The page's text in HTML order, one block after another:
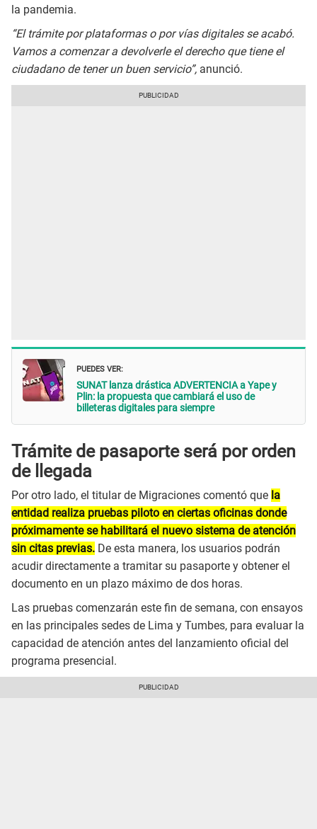
la pandemia.
“El trámite por plataformas o por vías digitales se acabó.
Vamos a comenzar a devolverle el derecho que tiene el
ciudadano de tener un buen servicio”, anunció.
PUEDES VER:
SUNAT lanza drástica ADVERTENCIA a Yape y
Plin: la propuesta que cambiará el uso de
billeteras digitales para siempre
Trámite de pasaporte será por orden
de llegada
Por otro lado, el titular de Migraciones comentó que la
entidad realiza pruebas piloto en ciertas oficinas donde
próximamente se habilitará el nuevo sistema de atención
sin citas previas. De esta manera, los usuarios podrán
acudir directamente a tramitar su pasaporte y obtener el
documento en un plazo máximo de dos horas.
Las pruebas comenzarán este fin de semana, con ensayos
en las principales sedes de Lima y Tumbes, para evaluar la
capacidad de atención antes del lanzamiento oficial del
programa presencial.